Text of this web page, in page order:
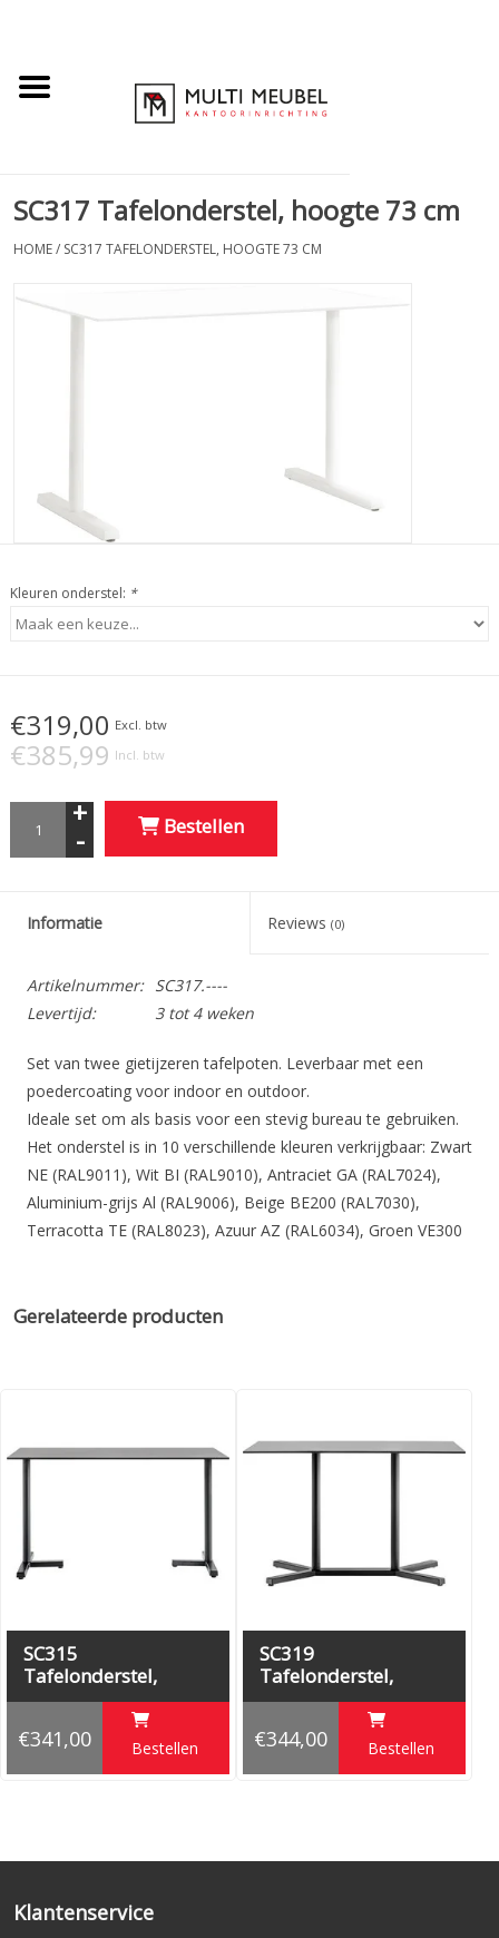
SC317 Tafelonderstel, hoogte 73 cm
HOME/ SC317 TAFELONDERSTEL, HOOGTE 73 CM
Kleuren onderstel: *
€319,00 Excl. btw
€385,99 Incl. btw
+
- Bestellen
Informatie Reviews (0)
Artikelnummer: SC317.----
Levertijd:
3 tot 4 weken
Set van twee gietijzeren tafelpoten. Leverbaar met een
poedercoating voor indoor en outdoor.
Ideale set om als basis voor een stevig bureau te gebruiken.
Het onderstel is in 10 verschillende kleuren verkrijgbaar: Zwart
NE (RAL9011), Wit BI (RAL9010), Antraciet GA (RAL7024),
Aluminium-grijs Al (RAL9006), Beige BE200 (RAL7030),
Terracotta TE (RAL8023), Azuur AZ (RAL6034), Groen VE300
Specificaties:
Maximale bladmaat langwerpig
1400 x 900 mm
Gerelateerde producten
SC315
Tafelonderstel,
hoogte 73 cm
€341,00 Bestellen
SC319
Tafelonderstel,
hoogte 73 cm
€344,00 Bestellen
Klantenservice